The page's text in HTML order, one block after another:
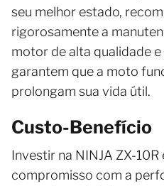
seu melhor estado,
rigorosamente a
motor de alta qualidade
garantem que a moto
prolongam sua vida útil.
Custo-Benefício
Investir na NINJA ZX-10R
compromisso com a